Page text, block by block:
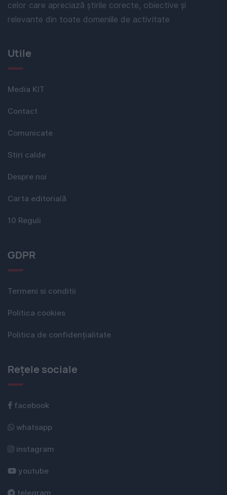
celor care apreciază știrile corecte, obiective și
relevante din toate domeniile de activitate
Utile
Media KIT
Contact
Comunicate
Stiri calde
Despre noi
Carta editorială
10 Reguli
GDPR
Termeni si conditii
Politica cookies
Politica de confidențialitate
Rețele sociale
facebook
whatsapp
instagram
youtube